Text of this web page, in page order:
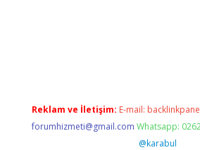
Reklam ve İletişim: E-mail:
forumhizmeti@gmail.com Whatsapp:
@karabul